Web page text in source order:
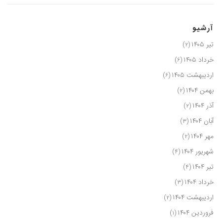
آرشیو
تیر ۱۴۰۵ (۲)
خرداد ۱۴۰۵ (۶)
اردیبهشت ۱۴۰۵ (۶)
بهمن ۱۴۰۴ (۲)
آذر ۱۴۰۴ (۲)
آبان ۱۴۰۴ (۳)
مهر ۱۴۰۴ (۲)
شهریور ۱۴۰۴ (۴)
تیر ۱۴۰۴ (۴)
خرداد ۱۴۰۴ (۳)
اردیبهشت ۱۴۰۴ (۲)
فروردین ۱۴۰۴ (۱)